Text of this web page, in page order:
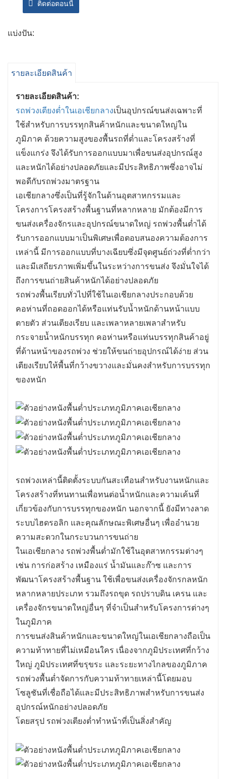
ต้องการได้ ตัวถังทำจากเหล็กคุณภาพสูงให้ความ
4. แพลตฟอร์มได้รับการเสริมความแข็งแรงเพื่อ
เพื่อให้มั่นใจในการขนส่งสินค้าอย่างปลอดภัย
ติดต่อตอนนี้
แบ่งปัน:
รายละเอียดสินค้า
รายละเอียดสินค้า:
รถพ่วงเตียงต่ำในเอเชียกลางเป็นอุปกรณ์ขนส่งเฉพาะที่
ใช้สำหรับการบรรทุกสินค้าหนักและขนาดใหญ่ใน
ภูมิภาค ด้วยความสูงของพื้นรถที่ต่ำและโครงสร้างที่
แข็งแกร่ง จึงได้รับการออกแบบมาเพื่อขนส่งอุปกรณ์สูง
และหนักได้อย่างปลอดภัยและมีประสิทธิภาพซึ่งอาจไม่
พอดีกับรถพ่วงมาตรฐาน
เอเชียกลางซึ่งเป็นที่รู้จักในด้านอุตสาหกรรมและ
โครงการโครงสร้างพื้นฐานที่หลากหลาย มักต้องมีการ
ขนส่งเครื่องจักรและอุปกรณ์ขนาดใหญ่ รถพ่วงพื้นต่ำได้
รับการออกแบบมาเป็นพิเศษเพื่อตอบสนองความต้องการ
เหล่านี้ มีการออกแบบที่บางเฉียบซึ่งมีจุดศูนย์ถ่วงที่ต่ำกว่า
และมีเสถียรภาพเพิ่มขึ้นในระหว่างการขนส่ง จึงมั่นใจได้
ถึงการขนถ่ายสินค้าหนักได้อย่างปลอดภัย
รถพ่วงพื้นเรียบทั่วไปที่ใช้ในเอเชียกลางประกอบด้วย
คอห่านที่ถอดออกได้หรือแท่นรับน้ำหนักด้านหน้าแบบ
ตายตัว ส่วนเตียงเรียบ และเพลาหลายเพลาสำหรับ
กระจายน้ำหนักบรรทุก คอห่านหรือแท่นบรรทุกสินค้าอยู่
ที่ด้านหน้าของรถพ่วง ช่วยให้ขนถ่ายอุปกรณ์ได้ง่าย ส่วน
เตียงเรียบให้พื้นที่กว้างขวางและมั่นคงสำหรับการบรรทุก
ของหนัก
รถพ่วงเหล่านี้ติดตั้งระบบกันสะเทือนสำหรับงานหนักและ
โครงสร้างที่ทนทานเพื่อทนต่อน้ำหนักและความเค้นที่
เกี่ยวข้องกับการบรรทุกของหนัก นอกจากนี้ ยังมีทางลาด
ระบบไฮดรอลิก และคุณลักษณะพิเศษอื่นๆ เพื่ออำนวย
ความสะดวกในกระบวนการขนถ่าย
ในเอเชียกลาง รถพ่วงพื้นต่ำมักใช้ในอุตสาหกรรมต่างๆ
เช่น การก่อสร้าง เหมืองแร่ น้ำมันและก๊าซ และการ
พัฒนาโครงสร้างพื้นฐาน ใช้เพื่อขนส่งเครื่องจักรกลหนัก
หลากหลายประเภท รวมถึงรถขุด รถปราบดิน เครน และ
เครื่องจักรขนาดใหญ่อื่นๆ ที่จำเป็นสำหรับโครงการต่างๆ
ในภูมิภาค
การขนส่งสินค้าหนักและขนาดใหญ่ในเอเชียกลางถือเป็น
ความท้าทายที่ไม่เหมือนใคร เนื่องจากภูมิประเทศที่กว้าง
ใหญ่ ภูมิประเทศที่ขรุขระ และระยะทางไกลของภูมิภาค
รถพ่วงพื้นต่ำจัดการกับความท้าทายเหล่านี้โดยมอบ
โซลูชันที่เชื่อถือได้และมีประสิทธิภาพสำหรับการขนส่ง
อุปกรณ์หนักอย่างปลอดภัย
โดยสรุป รถพ่วงเตียงต่ำทำหน้าที่เป็นสิ่งสำคัญ